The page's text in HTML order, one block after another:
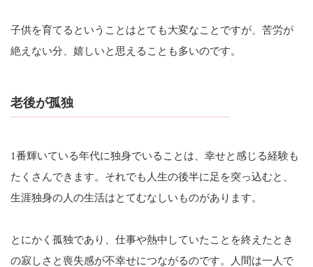
子供を育てるということはとても大変なことですが、苦労が
絶えない分、嬉しいと思えることも多いのです。
老後が孤独
1番輝いている年代に独身でいることは、幸せと感じる経験も
たくさんできます。それでも人生の後半に足を突っ込むと、
生涯独身の人の生活はとてむなしいものがあります。
とにかく孤独であり、仕事や熱中していたことを終えたとき
の寂しさと喪失感が不幸せにつながるのです。人間は一人で